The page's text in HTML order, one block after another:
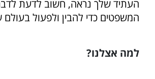
העתיד שלך נראה, חשוב לדעת
המשפטים כדי להבין ולפעול בעולם
למה אצלנו?